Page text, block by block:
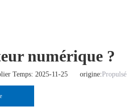
numérique ?
Temps: 2025-11-25 origine:Propulsé